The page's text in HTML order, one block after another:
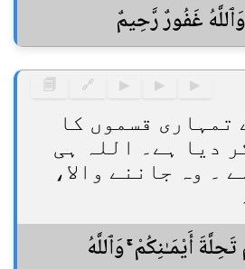
غَفُورٌ رَّحِيمٌ
▶
▶
▶
🔗
🗐
نے تمہاری قسموں کا
دیا ہے۔ اللہ ہی
۔ وہ جاننے والا،
أَيْمَـٰنِكُمْ ۚ وَٱللَّهُ